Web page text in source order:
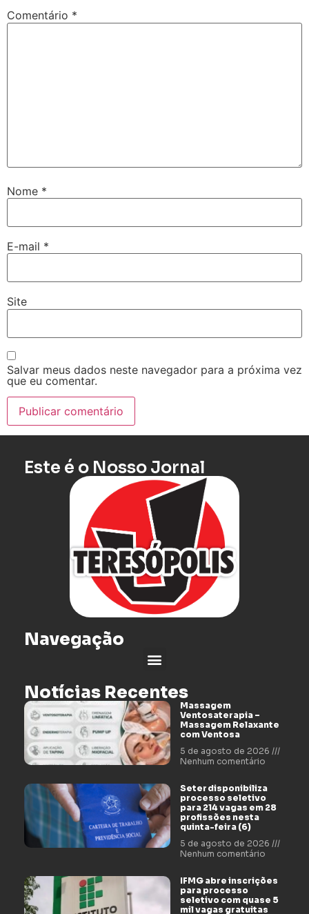
Comentário *
Nome *
E-mail *
Site
Salvar meus dados neste navegador para a próxima vez
que eu comentar.
Este é o Nosso Jornal
Navegação
Notícias Recentes
Massagem
Ventosaterapia –
Massagem Relaxante
com Ventosa
5 de agosto de 2026
Nenhum comentário
Seter disponibiliza
processo seletivo
para 214 vagas em 28
profissões nesta
quinta-feira (6)
5 de agosto de 2026
Nenhum comentário
IFMG abre inscrições
para processo
seletivo com quase 5
mil vagas gratuitas